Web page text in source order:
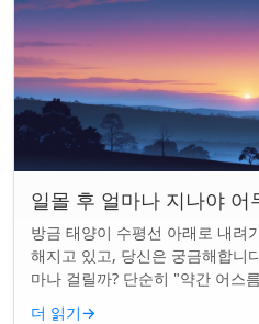
일몰 후 얼마나 지나야 어
방금 태양이 수평선 아래로 내려
해지고 있고, 당신은 궁금해합니
마나 걸릴까? 단순히 "약간 어스
한 밤이 되는 것. 알고 보니...
더 읽기→